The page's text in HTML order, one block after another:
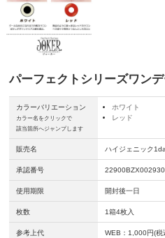
パーフェクトシリーズワン
カラーバリエーション
カラー名をクリックで
該当箇所へジャンプします
ホワイト
レッド
販売名 ハイジェニック
承認番号
使用期限 開封後一日
枚数 1箱4枚入
参考上代
WEB：1,000円(税